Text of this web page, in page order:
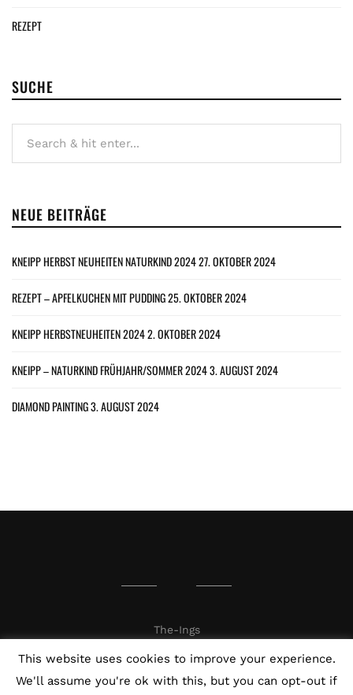
REZEPT
SUCHE
NEUE BEITRÄGE
KNEIPP HERBST NEUHEITEN NATURKIND 202427. OKTOBER 2024
REZEPT – APFELKUCHEN MIT PUDDING25. OKTOBER 2024
KNEIPP HERBSTNEUHEITEN 20242. OKTOBER 2024
KNEIPP – NATURKIND FRÜHJAHR/SOMMER 20243. AUGUST 2024
DIAMOND PAINTING3. AUGUST 2024
The-Ings
This website uses cookies to improve your experience.
We'll assume you're ok with this, but you can opt-out if